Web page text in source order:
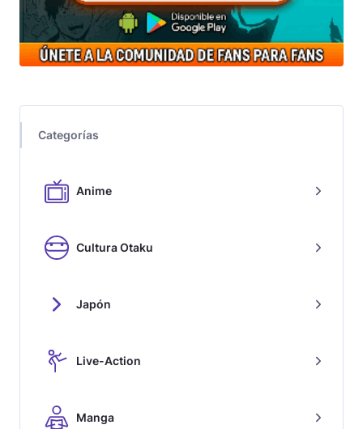
Categorías
Anime
Cultura Otaku
Japón
Live-Action
Manga